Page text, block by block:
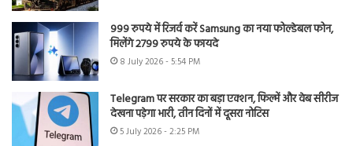
999 रुपये में रिजर्व करें Samsung का नया फोल्डेबल फोन,
मिलेंगे 2799 रुपये के फायदे
8 July 2026 - 5:54 PM
Telegram पर सरकार का बड़ा एक्शन, फिल्में और वेब सीरीज
देखना पड़ेगा भारी, तीन दिनों में दूसरा नोटिस
5 July 2026 - 2:25 PM